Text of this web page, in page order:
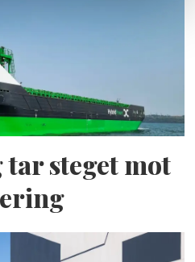
tar steget mot